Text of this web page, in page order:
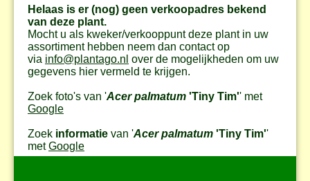
Helaas is er (nog) geen verkoopadres bekend
van deze plant.
Mocht u als kweker/verkooppunt deze plant in uw
assortiment hebben neem dan contact op
via info@plantago.nl over de mogelijkheden om uw
gegevens hier vermeld te krijgen.
Zoek foto's van 'Acer palmatum 'Tiny Tim'' met
Google
Zoek informatie van 'Acer palmatum 'Tiny Tim''
metGoogle